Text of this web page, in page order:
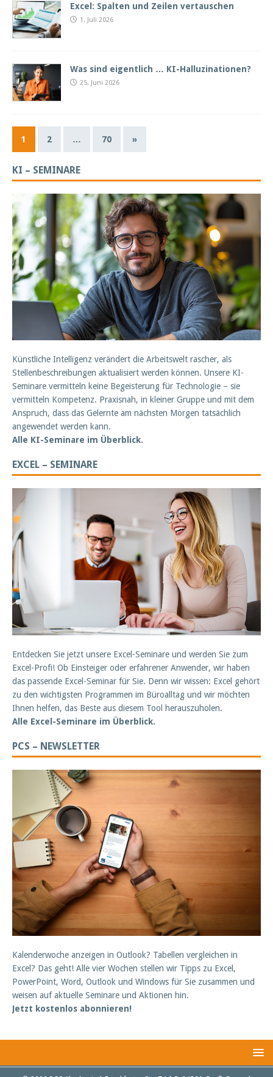
Excel: Spalten und Zeilen vertauschen
1. Juli 2026
Was sind eigentlich … KI-Halluzinationen?
25. Juni 2026
1 2 … 70 »
KI – SEMINARE
Künstliche Intelligenz verändert die Arbeitswelt rascher, als
Stellenbeschreibungen aktualisiert werden können. Unsere KI-
Seminare vermitteln keine Begeisterung für Technologie – sie
vermitteln Kompetenz. Praxisnah, in kleiner Gruppe und mit dem
Anspruch, dass das Gelernte am nächsten Morgen tatsächlich
angewendet werden kann.
Alle KI-Seminare im Überblick.
EXCEL – SEMINARE
Entdecken Sie jetzt unsere Excel-Seminare und werden Sie zum
Excel-Profi! Ob Einsteiger oder erfahrener Anwender, wir haben
das passende Excel-Seminar für Sie. Denn wir wissen: Excel gehört
zu den wichtigsten Programmen im Büroalltag und wir möchten
Ihnen helfen, das Beste aus diesem Tool herauszuholen.
Alle Excel-Seminare im Überblick.
PCS – NEWSLETTER
Kalenderwoche anzeigen in Outlook? Tabellen vergleichen in
Excel? Das geht! Alle vier Wochen stellen wir Tipps zu Excel,
PowerPoint, Word, Outlook und Windows für Sie zusammen und
weisen auf aktuelle Seminare und Aktionen hin.
Jetzt kostenlos abonnieren!